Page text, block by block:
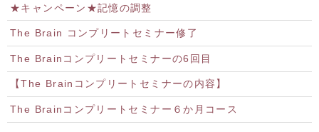
★キャンペーン★記憶の調整
The Brain コンプリートセミナー修了
The Brainコンプリートセミナーの6回目
【The Brainコンプリートセミナーの内容】
The Brainコンプリートセミナー６か月コース